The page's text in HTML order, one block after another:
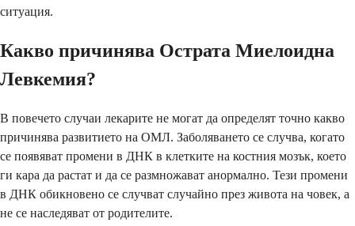
ситуация.
Какво причинява Острата Миелоидна
Левкемия?
В повечето случаи лекарите не могат да определят точно какво
причинява развитието на ОМЛ. Заболяването се случва, когато
се появяват промени в ДНК в клетките на костния мозък, което
ги кара да растат и да се размножават анормално. Тези промени
в ДНК обикновено се случват случайно през живота на човек, а
не се наследяват от родителите.